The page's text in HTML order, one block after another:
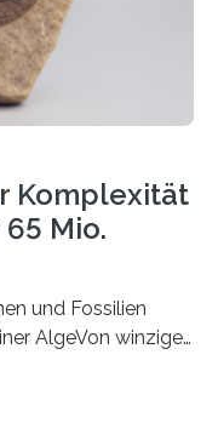
Komplexität
Mio.
und Fossilien
AlgeVon winzigen